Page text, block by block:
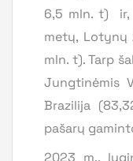
6,5 mln. t) ir,
metų, Lotynų
mln. t). Tarp
Jungtinėmis
Brazilija
pašarų
2023 m.,